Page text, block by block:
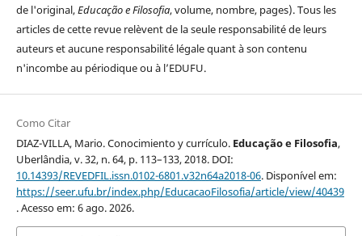
de l'original,Educação e Filosofia, volume, nombre, pages). Tous les
articles de cette revue relèvent de la seule responsabilité de leurs
auteurs et aucune responsabilité légale quant à son contenu
n'incombe au périodique ou à l’EDUFU.
Como Citar
DIAZ-VILLA, Mario. Conocimiento y currículo. Educação e Filosofia,
Uberlândia, v. 32, n. 64, p. 113–133, 2018. DOI:
10.14393/REVEDFIL.issn.0102-6801.v32n64a2018-06. Disponível em:
https://seer.ufu.br/index.php/EducacaoFilosofia/article/view/40439
. Acesso em: 6 ago. 2026.